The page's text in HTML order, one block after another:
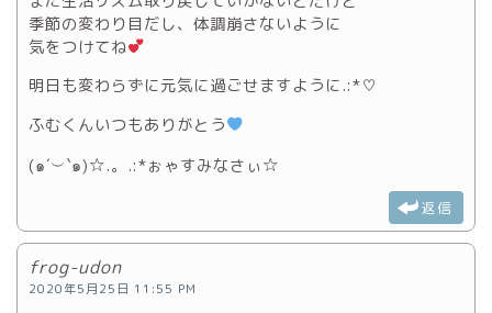
季節の変わり目だし、体調崩さないように
気をつけてね
明日も変わらずに元気に過ごせますように.:*♡
ふむくんいつもありがとう
(๑´︶`๑)☆.。.:*ぉゃすみなさぃ☆
返信
frog-udon
2020年5月25日 11:55 PM